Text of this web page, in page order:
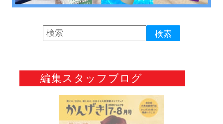
編集スタッフブログ